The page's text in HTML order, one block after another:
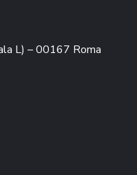
L) – 00167 Roma